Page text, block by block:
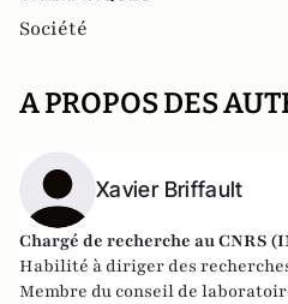
Société
A PROPOS DES
Xavier Briffault
Chargé de recherche au CNRS (
Habilité à diriger des
Membre du conseil de